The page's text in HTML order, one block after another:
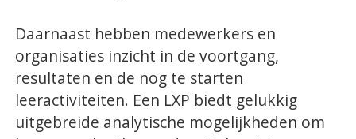
Daarnaast hebben medewerkers en
organisaties inzicht in de voortgang,
resultaten en de nog te starten
leeractiviteiten. Een LXP biedt gelukkig
uitgebreide analytische mogelijkheden om